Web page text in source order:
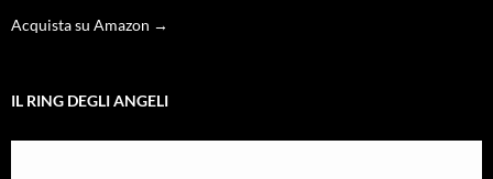
Acquista su Amazon →
IL RING DEGLI ANGELI